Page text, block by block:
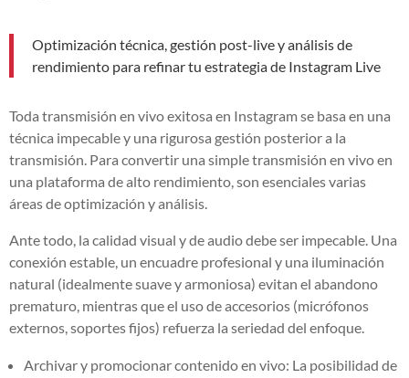
Optimización técnica, gestión post-live y análisis de
rendimiento para refinar tu estrategia de Instagram Live
Toda transmisión en vivo exitosa en Instagram se basa en una
técnica impecable y una rigurosa gestión posterior a la
transmisión. Para convertir una simple transmisión en vivo en
una plataforma de alto rendimiento, son esenciales varias
áreas de optimización y análisis.
Ante todo, la calidad visual y de audio debe ser impecable. Una
conexión estable, un encuadre profesional y una iluminación
natural (idealmente suave y armoniosa) evitan el abandono
prematuro, mientras que el uso de accesorios (micrófonos
externos, soportes fijos) refuerza la seriedad del enfoque.
Archivar y promocionar contenido en vivo: La posibilidad de